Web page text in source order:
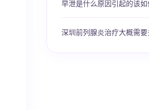
早泄是什么原因引起的该
深圳前列腺炎治疗大概需